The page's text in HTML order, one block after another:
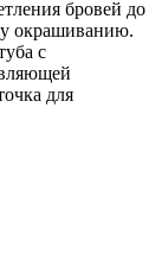
бровей до
окрашиванию.
с
для